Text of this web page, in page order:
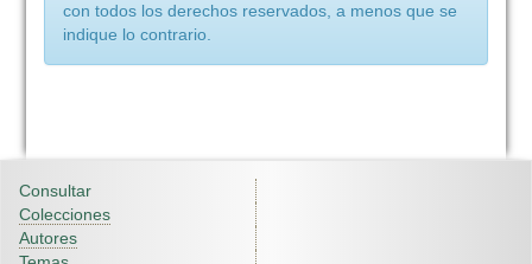
con todos los derechos reservados, a menos que se
indique lo contrario.
Consultar
Colecciones
Autores